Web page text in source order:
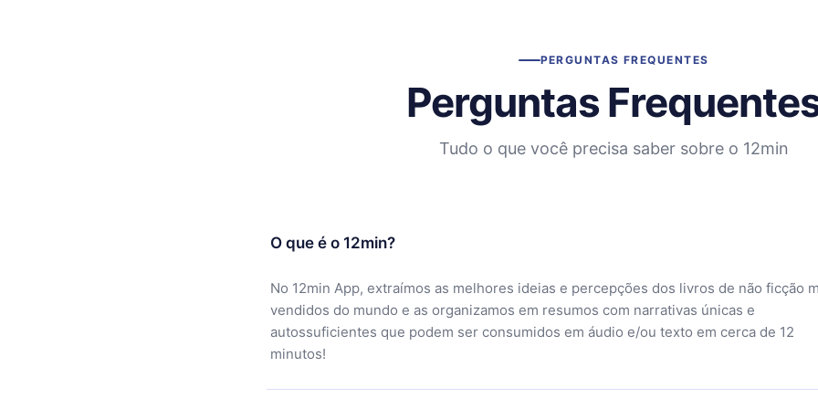
PERGUNTAS FREQUENTES
Perguntas
Tudo o que você precisa saber sobre o 12min
O que é o 12min?
No 12min App, extraímos as melhores ideias e percepções dos livros de não ficção
vendidos do mundo e as organizamos em resumos com narrativas únicas e
autossuficientes que podem ser consumidos em áudio e/ou texto em cerca de 12
minutos!